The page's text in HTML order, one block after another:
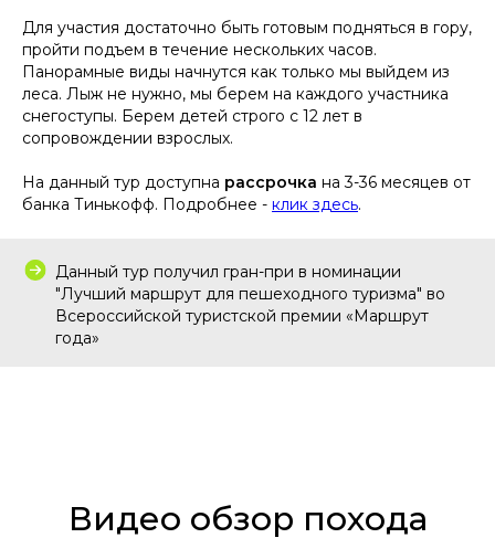
Для участия достаточно быть готовым подняться в гору,
пройти подъем в течение нескольких часов.
Панорамные виды начнутся как только мы выйдем из
леса. Лыж не нужно, мы берем на каждого участника
снегоступы. Берем детей строго с 12 лет в
сопровождении взрослых.
На данный тур доступна рассрочка на 3-36 месяцев от
банка Тинькофф. Подробнее - клик здесь.
Данный тур получил гран-при в номинации
"Лучший маршрут для пешеходного туризма" во
Всероссийской туристской премии «Маршрут
года»
Видео обзор похода